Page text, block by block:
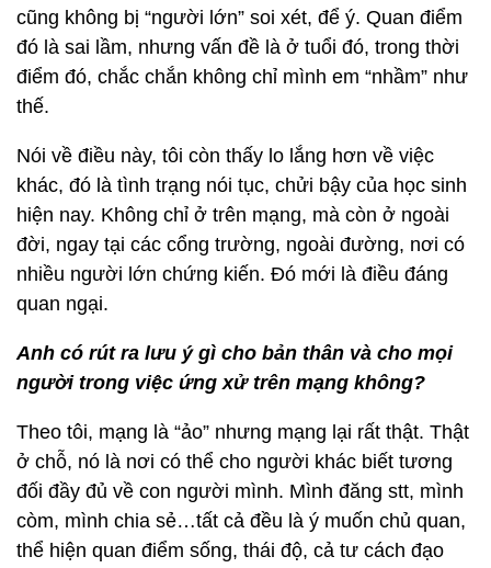
cũng không bị “người lớn” soi xét, để ý. Quan điểm
đó là sai lầm, nhưng vấn đề là ở tuổi đó, trong thời
điểm đó, chắc chắn không chỉ mình em “nhầm” như
thế.
Nói về điều này, tôi còn thấy lo lắng hơn về việc
khác, đó là tình trạng nói tục, chửi bậy của học sinh
hiện nay. Không chỉ ở trên mạng, mà còn ở ngoài
đời, ngay tại các cổng trường, ngoài đường, nơi có
nhiều người lớn chứng kiến. Đó mới là điều đáng
quan ngại.
Anh có rút ra lưu ý gì cho bản thân và cho mọi
người trong việc ứng xử trên mạng không?
Theo tôi, mạng là “ảo” nhưng mạng lại rất thật. Thật
ở chỗ, nó là nơi có thể cho người khác biết tương
đối đầy đủ về con người mình. Mình đăng stt, mình
còm, mình chia sẻ…tất cả đều là ý muốn chủ quan,
thể hiện quan điểm sống, thái độ, cả tư cách đạo